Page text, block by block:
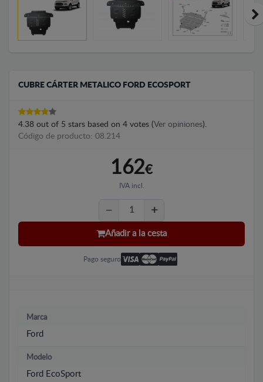
CUBRE CÁRTER METALICO FORD ECOSPORT
4.38 out of 5 stars based on 4 votes (Ver opiniones).
Código de producto: 08.214
162€
IVA incl.
Añadir a la cesta
Pago seguro
Marca
Ford
Modelo
Ford EcoSport